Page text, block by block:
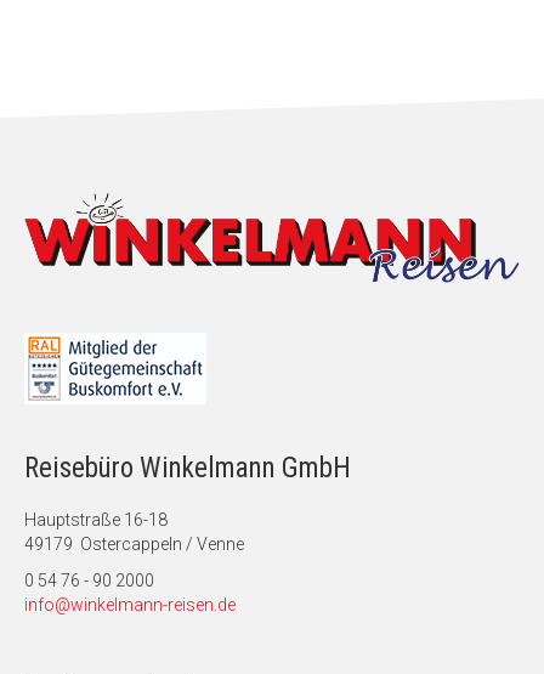
Reisebüro Winkelmann GmbH
Hauptstraße 16-18
49179 Ostercappeln / Venne
0 54 76 - 90 2000
info@winkelmann-reisen.de